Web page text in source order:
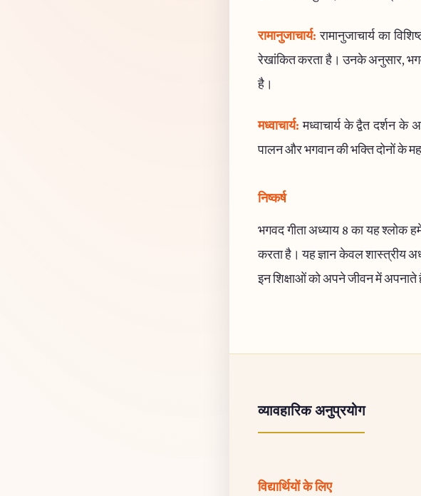
रामानुजाचार्य: रामानुजाचार्य का
रेखांकित करता है। उनके अनुसार,
है।
मध्वाचार्य: मध्वाचार्य के द्वैत दर्शन
पालन और भगवान की भक्ति दोनों के
निष्कर्ष
भगवद गीता अध्याय 8 का यह श्लोक
करता है। यह ज्ञान केवल शास्त्रीय
इन शिक्षाओं को अपने जीवन में अपनाते
व्यावहारिक अनुप्रयोग
विद्यार्थियों के लिए